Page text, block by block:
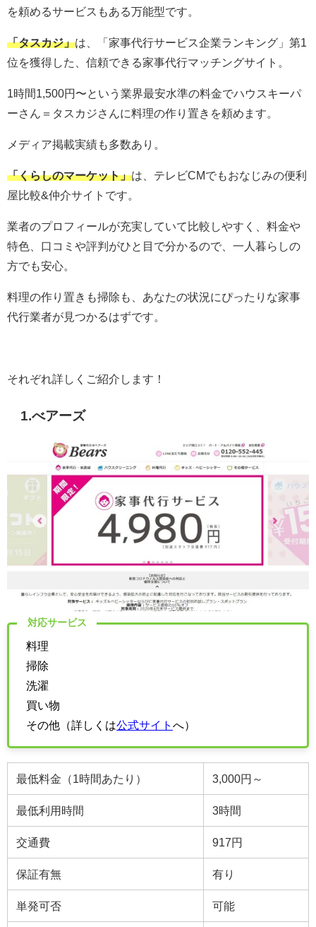
を頼めるサービスもある万能型です。
「タスカジ」は、「 家事代行サービス企業ランキング」第1
位を獲得した、信頼できる家事代行マッチングサイト。
1時間1,500円〜という業界最安水準の料金でハウスキーパ
ーさん＝タスカジさんに料理の作り置きを頼めます。
メディア掲載実績も多数あり。
「くらしのマーケット」は、テレビCMでもおなじみの便利
屋比較&仲介サイトです。
業者のプロフィールが充実していて比較しやすく、料金や
特色、口コミや評判がひと目で分かるので、一人暮らしの
方でも安心。
料理の作り置きも掃除も、あなたの状況にぴったりな家事
代行業者が見つかるはずです。
それぞれ詳しくご紹介します！
1.べアーズ
対応サービス
料理
掃除
洗濯
買い物
その他（詳しくは公式サイト へ）
最低料金（1時間あたり） 3,000円～
最低利用時間 3時間
交通費 917円
保証有無 有り
単発可否 可能